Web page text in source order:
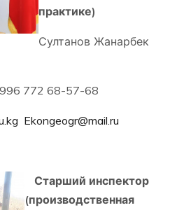
практике)
Султанов Жанарбек
772 68-57-68
Ekongeogr@mail.ru
Старший инспектор
(производственная